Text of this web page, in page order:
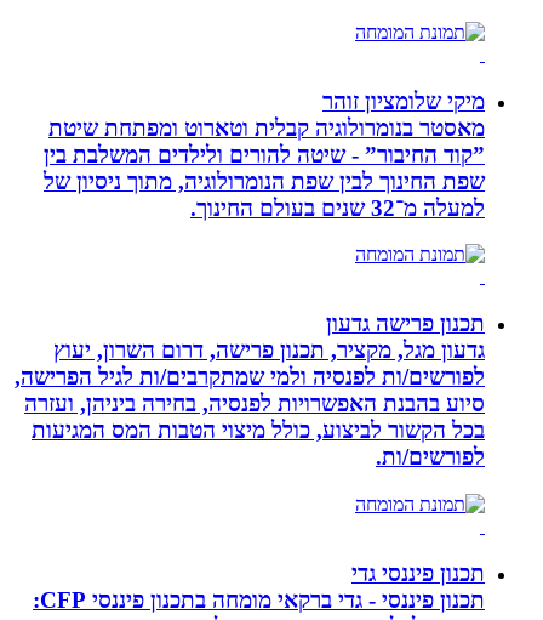
מיקי שלומציון זוהר
מאסטר בנומרולוגיה קבלית וטארוט ומפתחת שיטת
”קוד החיבור” - שיטה להורים ולילדים המשלבת בין
שפת החינוך לבין שפת הנומרולוגיה, מתוך ניסיון של
למעלה מ־32 שנים בעולם החינוך.
תכנון פרישה גדעון
גדעון מגל, מקציר, תכנון פרישה, דרום השרון, יעוץ
לפורשים/ות לפנסיה ולמי שמתקרבים/ות לגיל הפרישה,
סיוע בהבנת האפשרויות לפנסיה, בחירה ביניהן, ועזרה
בכל הקשור לביצוע, כולל מיצוי הטבות המס המגיעות
לפורשים/ות.
תכנון פיננסי גדי
תכנון פיננסי - גדי ברקאי מומחה בתכנון פיננסי CFP: